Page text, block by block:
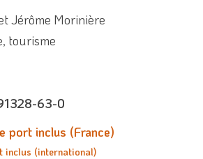
Jérôme Morinière
tourisme
63-0
port inclus (France)
inclus (international)